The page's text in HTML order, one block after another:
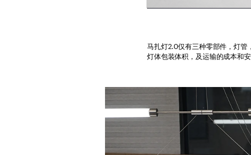
马扎灯2.0仅有三种零部件，灯管
灯体包装体积，及运输的成本和安